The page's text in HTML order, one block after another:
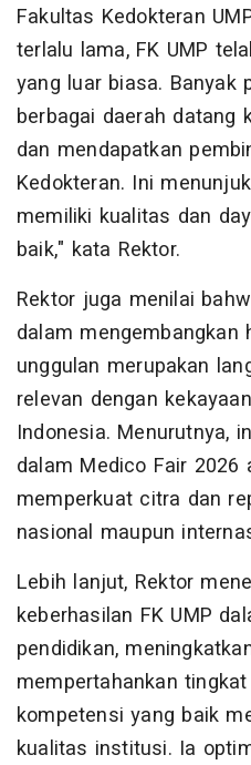
Fakultas Kedokteran
terlalu lama, FK UMP
yang luar biasa. Banyak
berbagai daerah datang
dan mendapatkan
Kedokteran. Ini
memiliki kualitas dan
baik," kata Rektor.
Rektor juga menilai
dalam mengembangkan
unggulan merupakan
relevan dengan
Indonesia. Menurutnya,
dalam Medico Fair 2026
memperkuat citra dan
nasional maupun
Lebih lanjut, Rektor
keberhasilan FK UMP
pendidikan,
mempertahankan
kompetensi yang baik
kualitas institusi. Ia